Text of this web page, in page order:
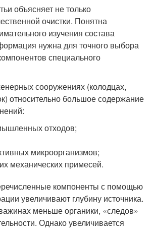
объясняет не только
очистки. Понятна
изучения состава
нужна для точного выбора
специального
сооружениях (колодцах,
относительно большое содержание
отходов;
микроорганизмов;
механических примесей.
компоненты с помощью
увеличивают глубину источника.
меньше органики, «следов»
Однако увеличивается